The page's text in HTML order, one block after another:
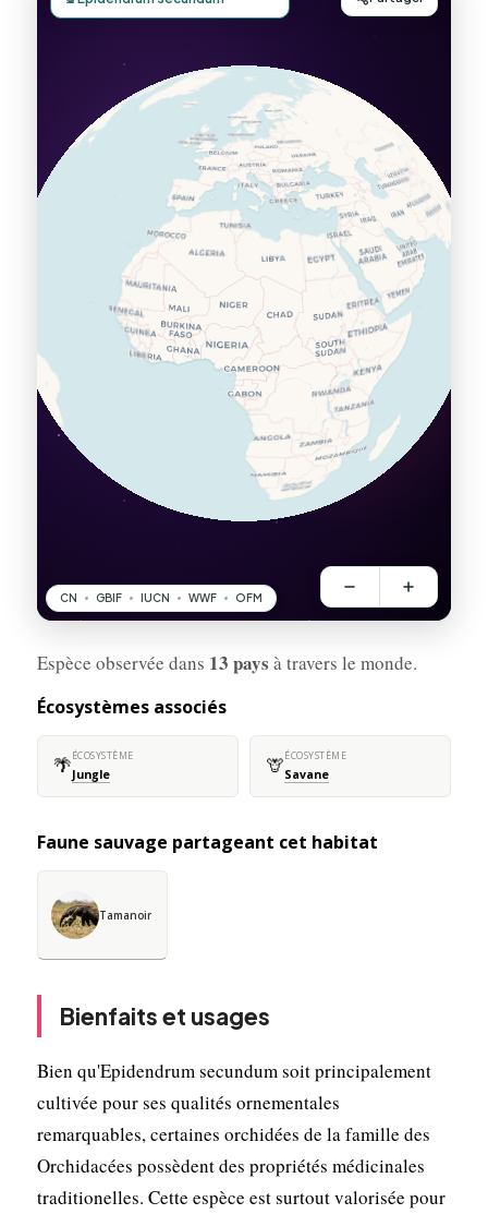
Espèce observée dans 13 pays à travers le monde.
Écosystèmes associés
🌴ÉCOSYSTÈME
Jungle 🦒ÉCOSYSTÈME
Savane
Faune sauvage partageant cet habitat
Tamanoir
Bienfaits et usages
Bien qu'Epidendrum secundum soit principalement
cultivée pour ses qualités ornementales
remarquables, certaines orchidées de la famille des
Orchidacées possèdent des propriétés médicinales
traditionelles. Cette espèce est surtout valorisée pour